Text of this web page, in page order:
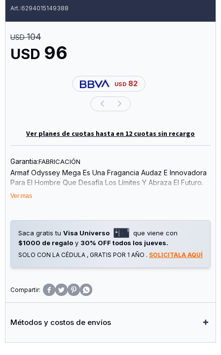
6294015149388
USD 96
USD 104
USD 82
Ver planes de cuotas hasta en 12 cuotas sin recargo
Garantia:FABRICACIÓN
Armaf Odyssey Mega Es Una Fragancia Audaz E Innovadora
Para El Hombre Que Desafía Los Límites Y Abraza El Futuro.
Es La Encarnación Sensorial De La Innovación, Una Anomalía
Huella Digital Que No Se Puede Borrar.
Notas De Salida: Naranja, Bergamota, Limón, Jengibre, Menta
Notas De Corazón: Almizcle, Haba Tonka, Cedro, Vetiver
Ver mas
Saca gratis tu Visa Universo
que viene con
$1000 de regalo y 30% OFF todos los jueves.
SOLO CON LA CÉDULA , GRATIS POR 1 AÑO . SOLICITALA AQUÍ
   
Métodos y costos de envíos